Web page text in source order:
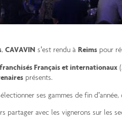
,CAVAVIN s’est rendu àReims pour
franchisés Français et internationaux
présents.
ses gammes de fin
partager avec les vignerons sur les